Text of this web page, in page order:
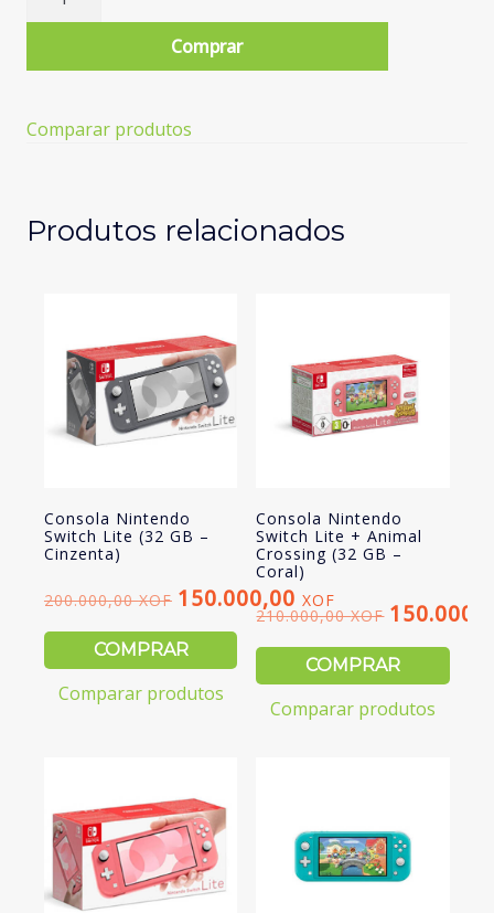
era:
200.000,00 XOF.
é:
Nintendo
Lite
Coral)
Comprar
Comparar produtos
Produtos relacionados
Consola Nintendo
Switch Lite (32 GB –
Cinzenta)
200.000,00XOF
O
preço
original
era:
150.000,00 XOF
O
preço
atual
é:
COMPRAR
Comparar produtos
Consola Nintendo
Switch Lite + Animal
Crossing (32 GB –
Coral)
210.000,00XOF
O
preço
original
era:
O
preço
atual
é:
COMPRAR
Comparar produtos